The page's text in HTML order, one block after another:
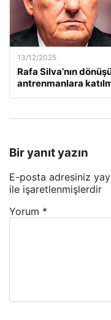
13/12/2025
Rafa Silva’nın
antrenmanlara
Bir yanıt yazın
E-posta adresiniz
ile işaretlenmişlerdir
Yorum *